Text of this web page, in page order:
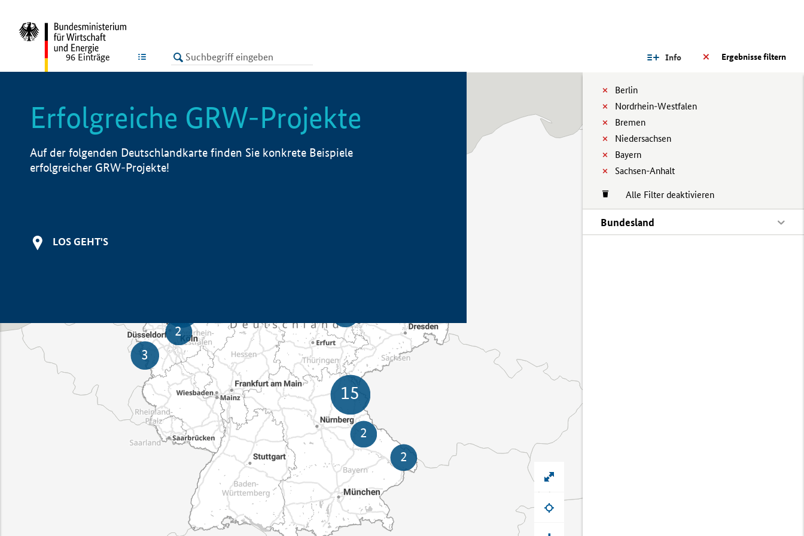
LISTE Ergebnisse filtern
Info
Berlin
Nordrhein-Westfalen
Bremen
Niedersachsen
Bayern
Sachsen-Anhalt
Alle Filter deaktivieren
Bundesland
96 Einträge
Erfolgreiche GRW-Projekte
Auf der folgenden Deutschlandkarte finden Sie konkrete Beispiele
erfolgreicher GRW-Projekte!
LOS GEHT'S